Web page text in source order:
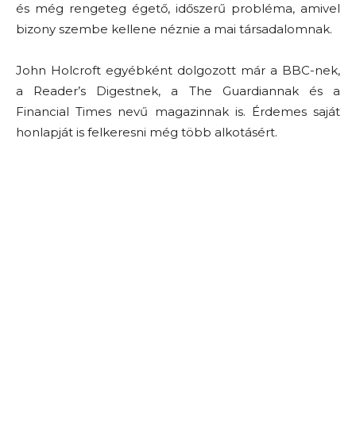
és még rengeteg égető, időszerű probléma, amivel
bizony szembe kellene néznie a mai társadalomnak.
John Holcroft egyébként dolgozott már a BBC-nek,
a Reader’s Digestnek, a The Guardiannak és a
Financial Times nevű magazinnak is. Érdemes saját
honlapját is felkeresni még több alkotásért.